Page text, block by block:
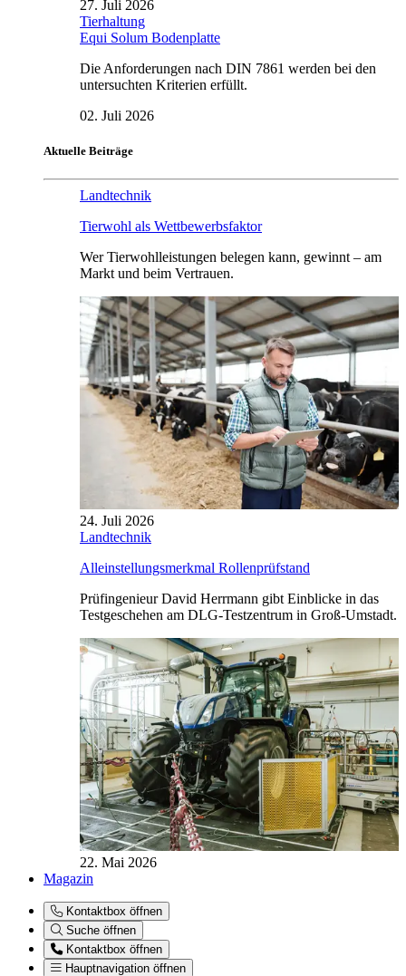
27. Juli 2026
Tierhaltung
Equi Solum Bodenplatte
Die Anforderungen nach DIN 7861 werden bei den
untersuchten Kriterien erfüllt.
02. Juli 2026
Aktuelle Beiträge
Landtechnik
Tierwohl als Wettbewerbsfaktor
Wer Tierwohlleistungen belegen kann, gewinnt – am
Markt und beim Vertrauen.
24. Juli 2026
Landtechnik
Alleinstellungsmerkmal Rollenprüfstand
Prüfingenieur David Herrmann gibt Einblicke in das
Testgeschehen am DLG-Testzentrum in Groß-Umstadt.
22. Mai 2026
Magazin
Kontaktbox öffnen
Suche öffnen
Kontaktbox öffnen
Hauptnavigation öffnen